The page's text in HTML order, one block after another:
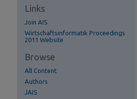
Links
Join AIS
Wirtschaftsinformatik Proceedings
2011 Website
Browse
All Content
Authors
JAIS